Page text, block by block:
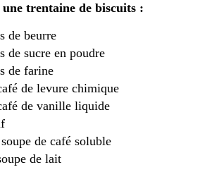
trentaine de biscuits :
de beurre
de sucre en poudre
de farine
de levure chimique
de vanille liquide
de café soluble
de lait